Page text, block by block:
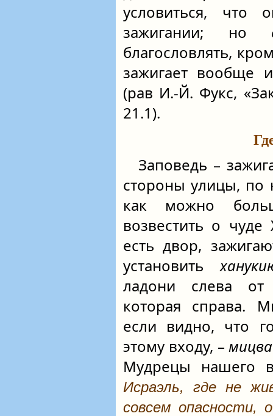
условиться, что
зажигании; но
благословлять,
зажигает вообще
(рав И.-Й. Фукс,
21.1).
Заповедь –
стороны улицы, по
как можно
возвестить о
есть двор,
установить
ладони слева
которая справа.
если видно, что
этому входу, –мицва
Мудрецы нашего
Исраэль, где не
совсем опасности,